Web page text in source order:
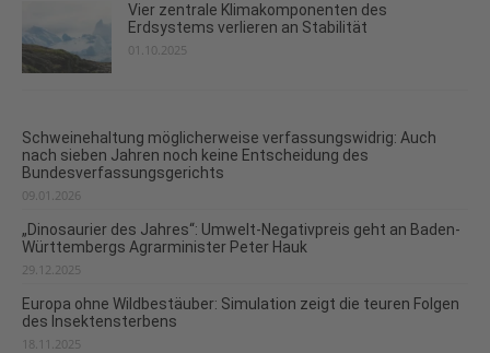
Vier zentrale Klimakomponenten des
Erdsystems verlieren an Stabilität
01.10.2025
Schweinehaltung möglicherweise verfassungswidrig: Auch
nach sieben Jahren noch keine Entscheidung des
Bundesverfassungsgerichts
09.01.2026
„Dinosaurier des Jahres“: Umwelt-Negativpreis geht an Baden-
Württembergs Agrarminister Peter Hauk
29.12.2025
Europa ohne Wildbestäuber: Simulation zeigt die teuren Folgen
des Insektensterbens
18.11.2025